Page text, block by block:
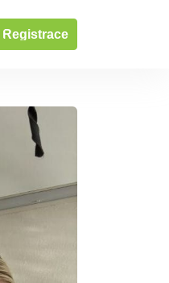
Registrace